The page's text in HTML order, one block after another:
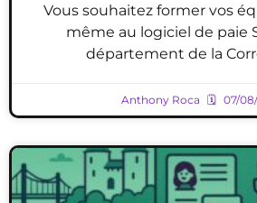
Vous souhaitez former vos
même au logiciel de paie
département de la
Anthony Roca 07/